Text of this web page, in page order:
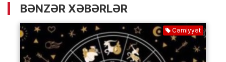
BƏNZƏR XƏBƏRLƏR
Cəmiyyət